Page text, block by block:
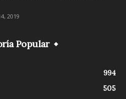
2019
Popular
994
505